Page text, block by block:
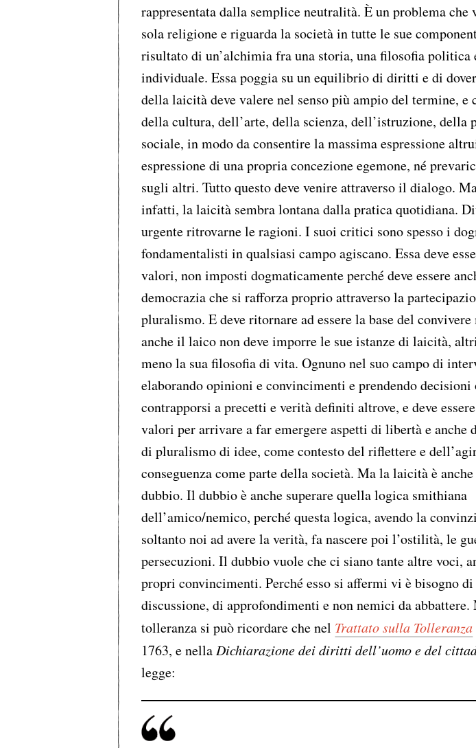
rappresentata dalla semplice neutralità. È un problema che
sola religione e riguarda la società in tutte le sue
risultato di un’alchimia fra una storia, una filosofia politica
individuale. Essa poggia su un equilibrio di diritti e di
della laicità deve valere nel senso più ampio del termine, e
della cultura, dell’arte, della scienza, dell’istruzione, della
sociale, in modo da consentire la massima espressione
espressione di una propria concezione egemone, né
sugli altri. Tutto questo deve venire attraverso il dialogo.
infatti, la laicità sembra lontana dalla pratica quotidiana.
urgente ritrovarne le ragioni. I suoi critici sono spesso i
fondamentalisti in qualsiasi campo agiscano. Essa deve
valori, non imposti dogmaticamente perché deve essere
democrazia che si rafforza proprio attraverso la
pluralismo. E deve ritornare ad essere la base del
anche il laico non deve imporre le sue istanze di laicità,
meno la sua filosofia di vita. Ognuno nel suo campo di
elaborando opinioni e convincimenti e prendendo
contrapporsi a precetti e verità definiti altrove, e deve
valori per arrivare a far emergere aspetti di libertà e anche
di pluralismo di idee, come contesto del riflettere e
conseguenza come parte della società. Ma la laicità è
dubbio. Il dubbio è anche superare quella logica smithiana
dell’amico/nemico, perché questa logica, avendo la
soltanto noi ad avere la verità, fa nascere poi l’ostilità, le
persecuzioni. Il dubbio vuole che ci siano tante altre voci,
propri convincimenti. Perché esso si affermi vi è bisogno
discussione, di approfondimenti e non nemici da abbattere.
tolleranza si può ricordare che nel Trattato sulla Tolleranza
1763, e nellaDichiarazione dei diritti dell’uomo e del
legge: